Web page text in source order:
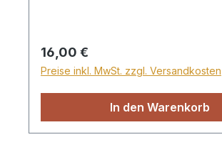
Das verlorene Schaf Der verlorene Sohn
Die verlorene Münze Zwei Häuser Die
klugen und törichten Jungfrauen Der
unbarmherzige Knecht Der barmherzige
Kornbauer Das große Fest 10 Hefte im Set
Regulärer Preis:
16,00 €
Preise inkl. MwSt. zzgl. Versandkosten
In den Warenkorb